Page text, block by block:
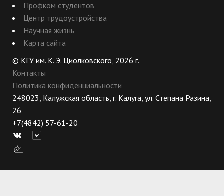
Профком студентов
Центр трудоустройства
Научная жизнь
Карта сайта
© КГУ им. К. Э. Циолковского, 2026 г.
Контакты
Политика конфиденциальности
248023, Калужская область, г. Калуга, ул. Степана Разина,
26
+7(4842) 57-61-20